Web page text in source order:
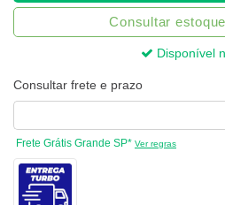
Consultar
Disponível
Consultar frete e prazo
Frete Grátis Grande SP* Ver regras